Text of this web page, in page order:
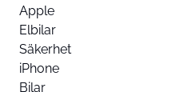
Apple
Elbilar
Säkerhet
iPhone
Bilar